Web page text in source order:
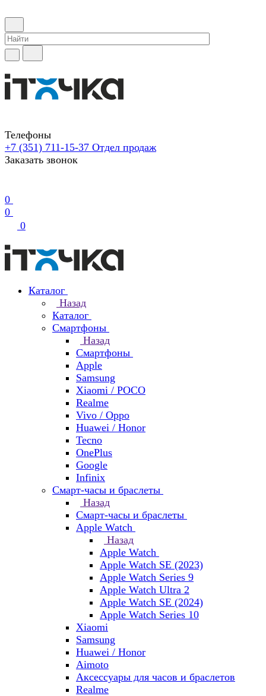
Телефоны
+7 (351) 711-15-37 Отдел продаж
Заказать звонок
0
0
0
Каталог
Назад
Каталог
Смартфоны
Назад
Смартфоны
Apple
Samsung
Xiaomi / POCO
Realme
Vivo / Oppo
Huawei / Honor
Tecno
OnePlus
Google
Infinix
Смарт-часы и браслеты
Назад
Смарт-часы и браслеты
Apple Watch
Назад
Apple Watch
Apple Watch SE (2023)
Apple Watch Series 9
Apple Watch Ultra 2
Apple Watch SE (2024)
Apple Watch Series 10
Xiaomi
Samsung
Huawei / Honor
Aimoto
Аксессуары для часов и браслетов
Realme